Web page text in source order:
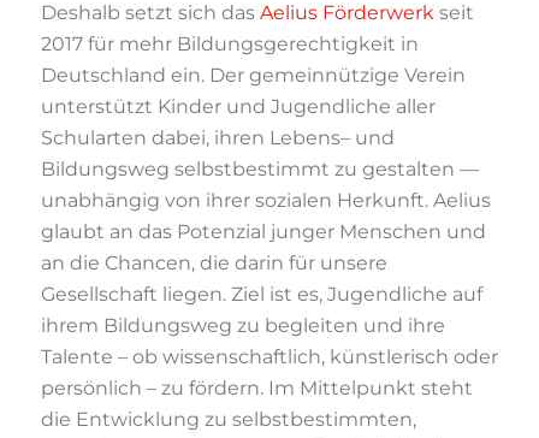
Deshalb setzt sich das Aelius Förderwerkseit
2017 für mehr Bildungsgerechtigkeit in
Deutschland ein. Der gemeinnützige Verein
unterstützt Kinder und Jugendliche aller
Schularten dabei, ihren Lebens– und
Bildungsweg selbstbestimmt zu gestalten —
unabhängig von ihrer sozialen Herkunft. Aelius
glaubt an das Potenzial junger Menschen und
an die Chancen, die darin für unsere
Gesellschaft liegen. Ziel ist es, Jugendliche auf
ihrem Bildungsweg zu begleiten und ihre
Talente – ob wissenschaftlich, künstlerisch oder
persönlich – zu fördern. Im Mittelpunkt steht
die Entwicklung zu selbstbestimmten,